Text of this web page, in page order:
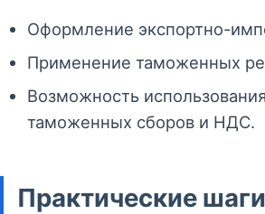
Оформление экспортно-
Применение таможенных
Возможность
таможенных сборов и НДС.
Практические